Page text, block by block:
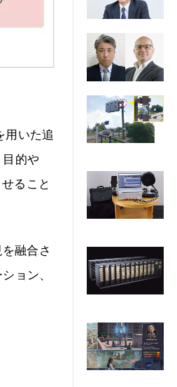
用いた追
的や
ること
融合さ
ョン、